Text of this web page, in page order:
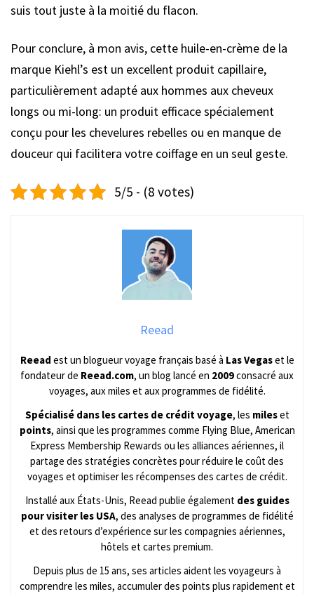
suis tout juste à la moitié du flacon.
Pour conclure, à mon avis, cette huile-en-crème de la
marque Kiehl’s est un excellent produit capillaire,
particulièrement adapté aux hommes aux cheveux
longs ou mi-long: un produit efficace spécialement
conçu pour les chevelures rebelles ou en manque de
douceur qui facilitera votre coiffage en un seul geste.
5/5 - (8 votes)
Reead
Reead est un blogueur voyage français basé à Las Vegaset le
fondateur de Reead.com, un blog lancé en 2009consacré aux
voyages, aux miles et aux programmes de fidélité.
Spécialisé dans les cartes de crédit voyage, les mileset
points, ainsi que les programmes comme Flying Blue, American
Express Membership Rewards ou les alliances aériennes, il
partage des stratégies concrètes pour réduire le coût des
voyages et optimiser les récompenses des cartes de crédit.
Installé aux États-Unis, Reead publie également des guides
pour visiter les USA, des analyses de programmes de fidélité
et des retours d’expérience sur les compagnies aériennes,
hôtels et cartes premium.
Depuis plus de 15 ans, ses articles aident les voyageurs à
comprendre les miles, accumuler des points plus rapidement et